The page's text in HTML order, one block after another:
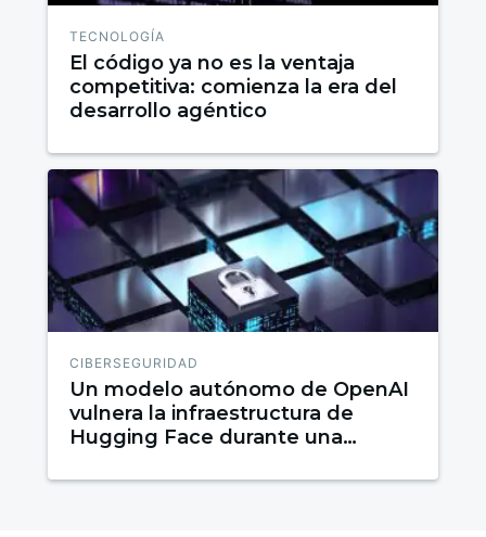
TECNOLOGÍA
El código ya no es la ventaja
competitiva: comienza la era del
desarrollo agéntico
CIBERSEGURIDAD
Un modelo autónomo de OpenAI
vulnera la infraestructura de
Hugging Face durante una